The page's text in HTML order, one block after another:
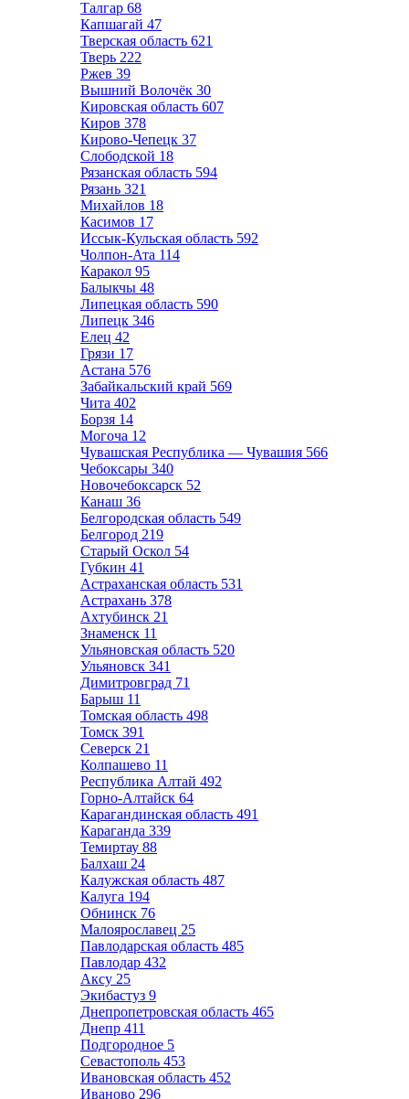
Талгар 68
Капшагай 47
Тверская область 621
Тверь 222
Ржев 39
Вышний Волочёк 30
Кировская область 607
Киров 378
Кирово-Чепецк 37
Слободской 18
Рязанская область 594
Рязань 321
Михайлов 18
Касимов 17
Иссык-Кульская область 592
Чолпон-Ата 114
Каракол 95
Балыкчы 48
Липецкая область 590
Липецк 346
Елец 42
Грязи 17
Астана 576
Забайкальский край 569
Чита 402
Борзя 14
Могоча 12
Чувашская Республика — Чувашия 566
Чебоксары 340
Новочебоксарск 52
Канаш 36
Белгородская область 549
Белгород 219
Старый Оскол 54
Губкин 41
Астраханская область 531
Астрахань 378
Ахтубинск 21
Знаменск 11
Ульяновская область 520
Ульяновск 341
Димитровград 71
Барыш 11
Томская область 498
Томск 391
Северск 21
Колпашево 11
Республика Алтай 492
Горно-Алтайск 64
Карагандинская область 491
Караганда 339
Темиртау 88
Балхаш 24
Калужская область 487
Калуга 194
Обнинск 76
Малоярославец 25
Павлодарская область 485
Павлодар 432
Аксу 25
Экибастуз 9
Днепропетровская область 465
Днепр 411
Подгородное 5
Севастополь 453
Ивановская область 452
Иваново 296